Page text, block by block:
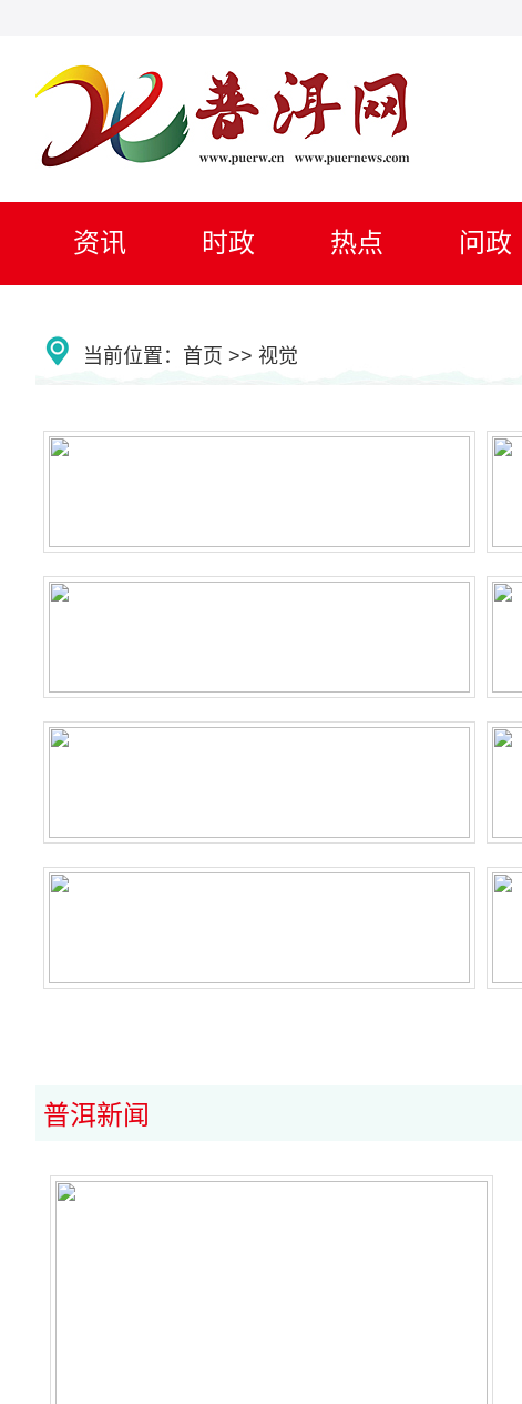
资讯 时政 热点 问政
当前位置： 首页 >> 视觉
普洱新闻